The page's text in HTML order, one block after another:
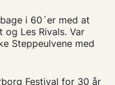
i 60´er med at
Les Rivals. Var
Steppeulvene med
Festival for 30 år